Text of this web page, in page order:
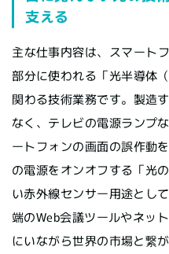
支える
主な仕事内容は、スマート
部分に使われる「光半導体
関わる技術業務です。製造
なく、テレビの電源ランプ
ートフォンの画面の誤作動
の電源をオンオフする「光
い赤外線センサー用途とし
端のWeb会議ツールやネッ
にいながら世界の市場と繋